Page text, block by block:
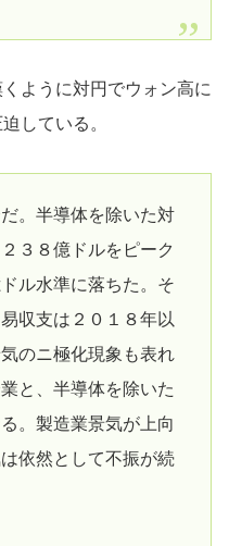
ように対円でウォン高に
している。
。半導体を除いた対
３８億ドルをピーク
ル水準に落ちた。そ
収支は２０１８年以
のニ極化現象も表れ
と、半導体を除いた
。製造業景気が上向
依然として不振が続